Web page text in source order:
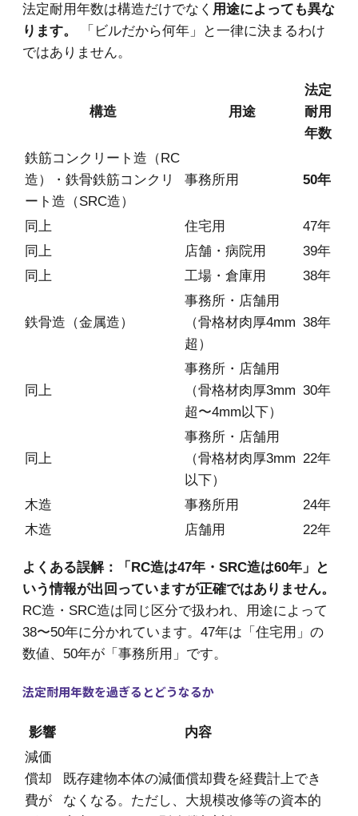
法定耐用年数は構造だけでなく 用途によっても異な
ります。
「ビルだから何年」と一律に決まるわけ
ではありません。
構造 用途
法定
耐用
年数
鉄筋コンクリート造（RC
造）・鉄骨鉄筋コンクリ
ート造（SRC造）
事務所用 50年
同上 住宅用
47年
同上
店舗・病院用
39年
同上
工場・倉庫用 38年
鉄骨造（金属造）
事務所・店舗用
（骨格材肉厚4mm
超）
38年
同上
事務所・店舗用
（骨格材肉厚3mm
超〜4mm以下）
30年
同上
事務所・店舗用
（骨格材肉厚3mm
以下）
22年
木造 事務所用
24年
木造
店舗用 22年
よくある誤解：「RC造は47年・SRC造は60年」と
いう情報が出回っていますが正確ではありません。
RC造・SRC造は同じ区分で扱われ、用途によって
38〜50年に分かれています。47年は「住宅用」の
数値、50年が「事務所用」です。
法定耐用年数を過ぎるとどうなるか
影響
内容
減価
償却
費が
既存建物本体の減価償却費を経費計上でき
なくなる。ただし、大規模改修等の資本的